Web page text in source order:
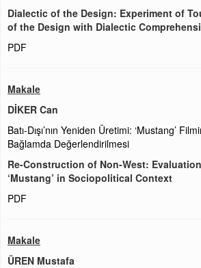
Dialectic of the Design: Experiment of
of the Design with Dialectic
PDF
Makale
DİKER Can
Batı-Dışı’nın Yeniden Üretimi: ‘Mustang’
Bağlamda Değerlendirilmesi
Re-Construction of Non-West:
‘Mustang’ in Sociopolitical Context
PDF
Makale
ÜREN Mustafa